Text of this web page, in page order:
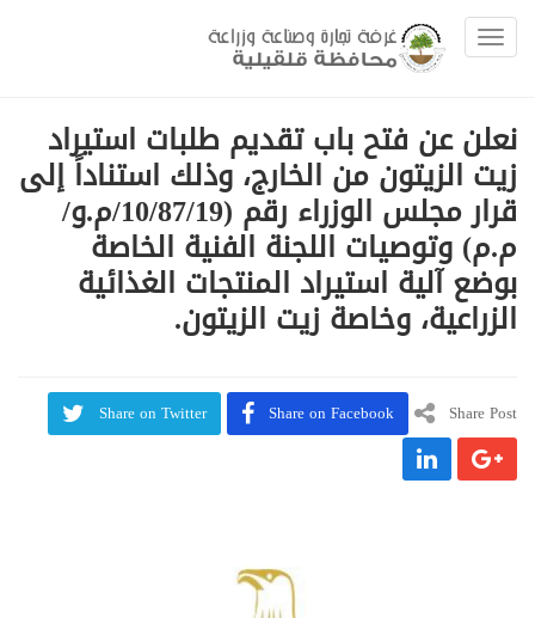
Toggle navigation
نعلن عن فتح باب تقديم طلبات استيراد
زيت الزيتون من الخارج، وذلك استناداً إلى
قرار مجلس الوزراء رقم (10/87/19/م.و/
م.م) وتوصيات اللجنة الفنية الخاصة
بوضع آلية استيراد المنتجات الغذائية
الزراعية، وخاصة زيت الزيتون.
Share Post
Share on Facebook
Share on Twitter